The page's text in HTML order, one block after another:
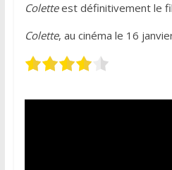
Coletteest définitivement le
Colette, au cinéma le 16